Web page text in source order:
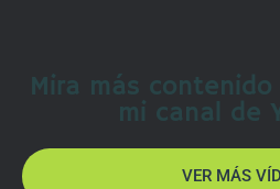
Mira más
mi canal de
VER MÁS